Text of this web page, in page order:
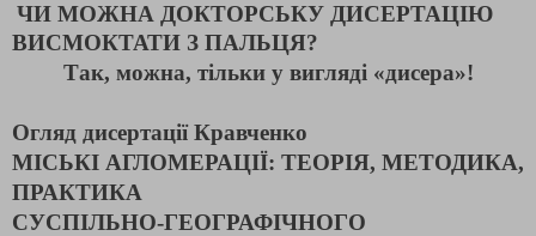
ЧИ МОЖНА ДОКТОРСЬКУ ДИСЕРТАЦІЮ
ВИСМОКТАТИ З ПАЛЬЦЯ?
Так, можна, тільки у вигляді «дисера»!
Огляд дисертації Кравченко
МІСЬКІ АГЛОМЕРАЦІЇ: ТЕОРІЯ, МЕТОДИКА,
ПРАКТИКА
CУСПІЛЬНО-ГЕОГРАФІЧНОГО